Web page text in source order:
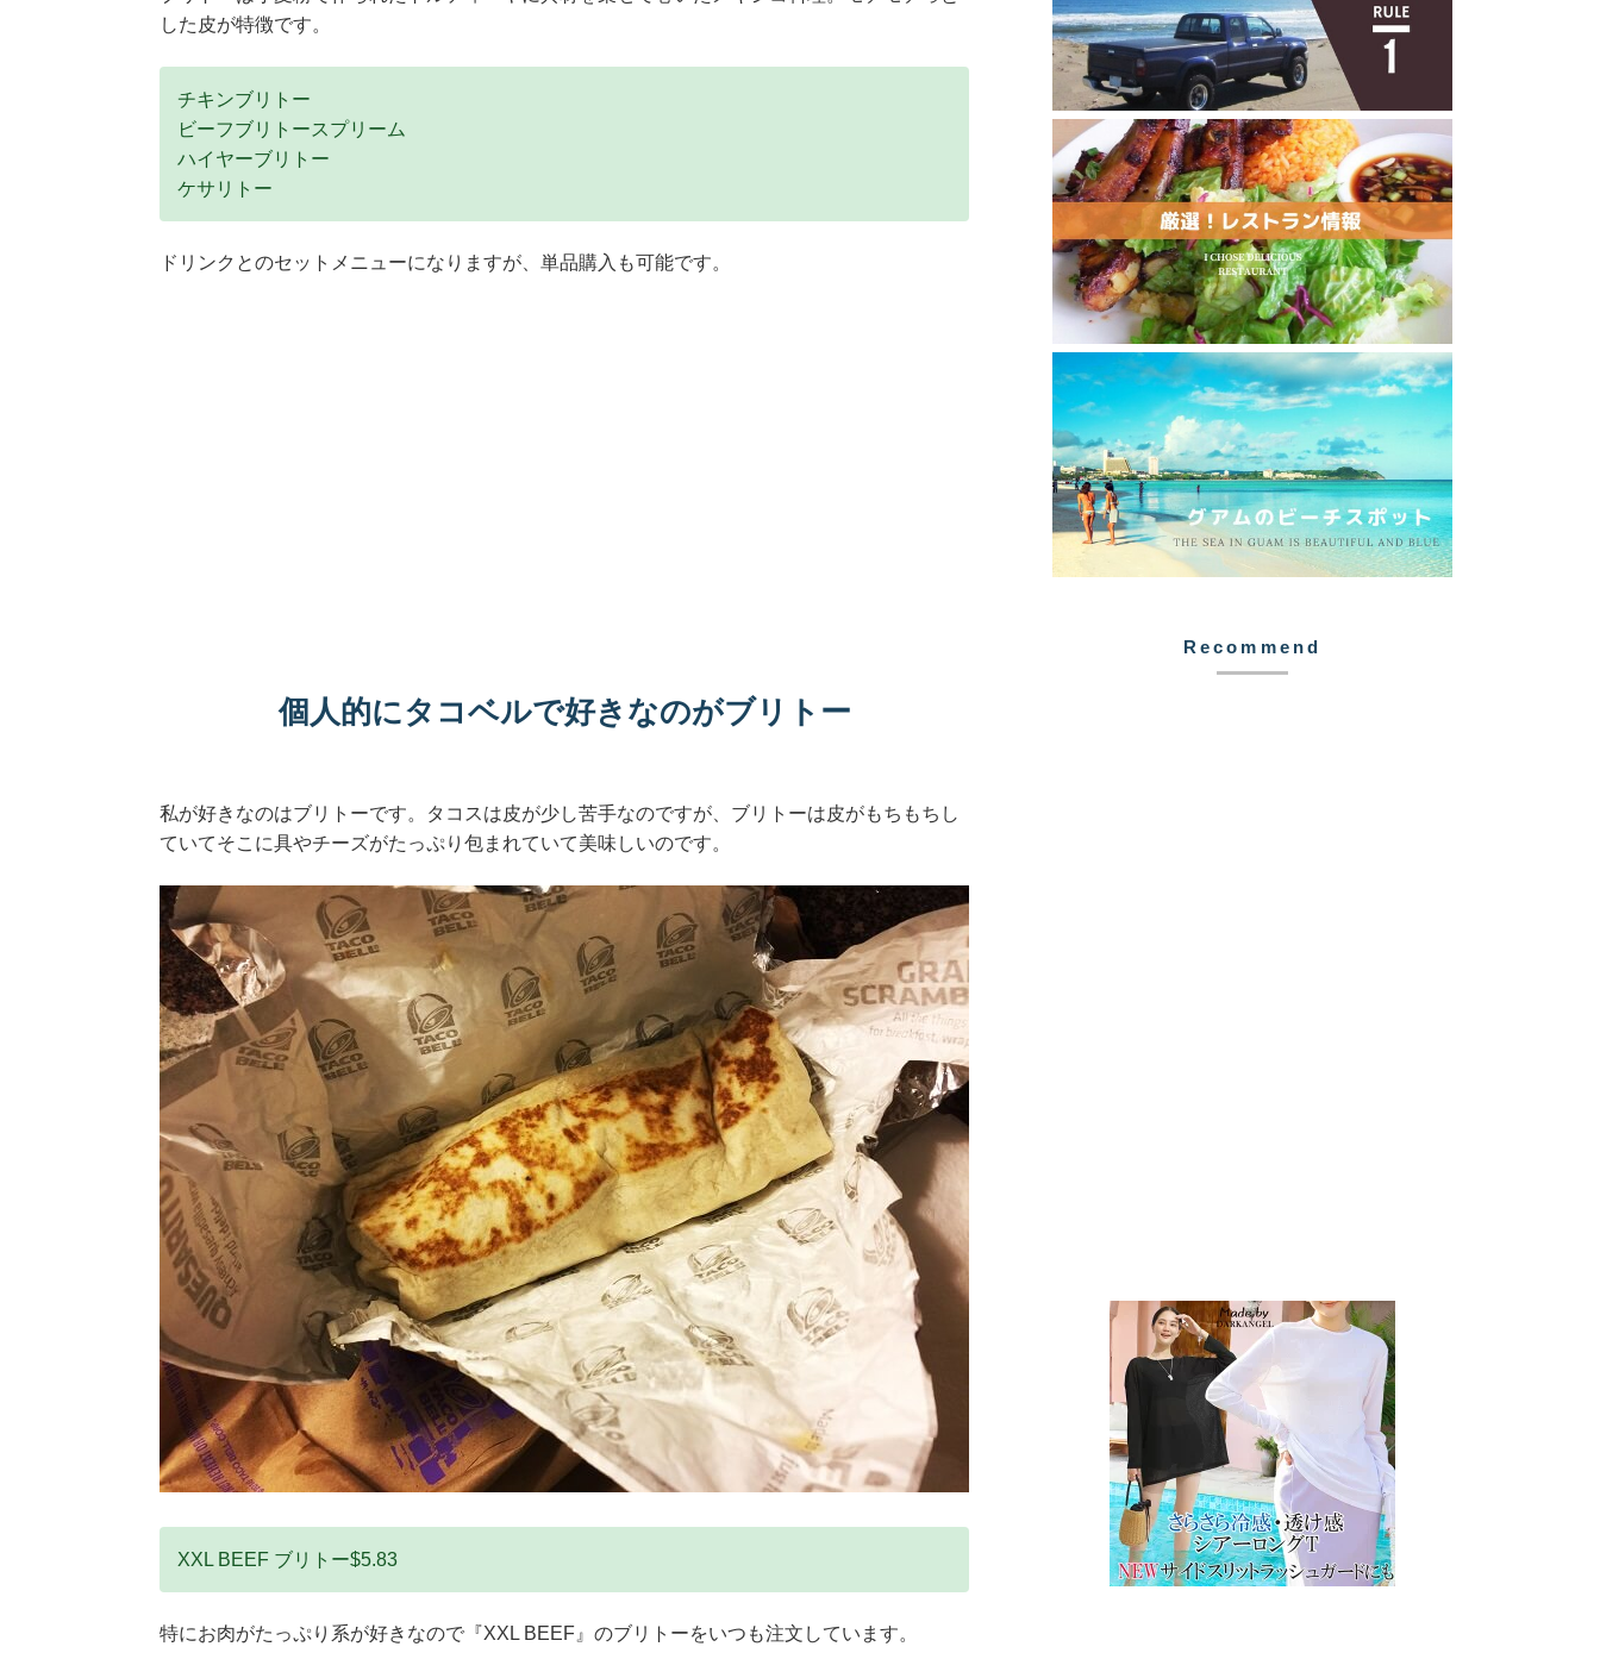
した皮が特徴です。
チキンブリトー
ビーフブリトースプリーム
ハイヤーブリトー
ケサリトー
ドリンクとのセットメニューになりますが、単品購入も可能です。
個人的にタコベルで好きなのがブリトー
私が好きなのはブリトーです。タコスは皮が少し苦手なのですが、ブリトーは皮がもちもちし
ていてそこに具やチーズがたっぷり包まれていて美味しいのです。
XXL BEEF ブリトー$5.83
特にお肉がたっぷり系が好きなので『XXL BEEF』のブリトーをいつも注文しています。
Recommend